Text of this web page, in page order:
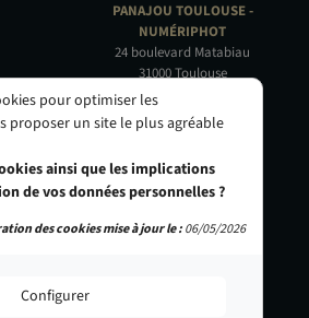
PANAJOU TOULOUSE -
NUMÉRIPHOT
24 boulevard Matabiau
31000 Toulouse
05 62 73 32 60
PANAJOU NICE -
OBJECTIF RIVIERA
24 Rue de l'Hôtel des Postes
06000 Nice
04 93 01 52 25
pour optimiser les
proposer un site le plus agréable
ainsi que les implications
de vos données personnelles ?
Configurer
des cookies mise à jour le :06/05/2026